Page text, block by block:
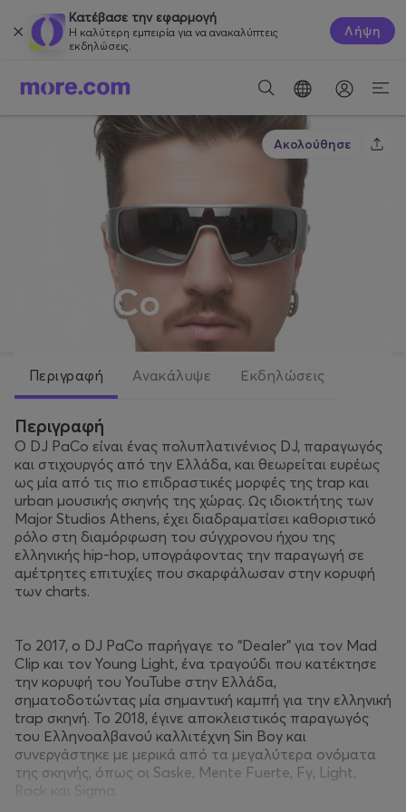
Κατέβασε την εφαρμογή
Η καλύτερη εμπειρία για να ανακαλύπτεις
εκδηλώσεις.
Λήψη
DJ PaCo
Ακολούθησε
Περιγραφή Ανακάλυψε Εκδηλώσεις
Περιγραφή
Ο DJ PaCo είναι ένας πολυπλατινένιος DJ, παραγωγός
και στιχουργός από την Ελλάδα, και θεωρείται ευρέως
ως μία από τις πιο επιδραστικές μορφές της trap και
urban μουσικής σκηνής της χώρας. Ως ιδιοκτήτης των
Major Studios Athens, έχει διαδραματίσει καθοριστικό
ρόλο στη διαμόρφωση του σύγχρονου ήχου της
ελληνικής hip-hop, υπογράφοντας την παραγωγή σε
αμέτρητες επιτυχίες που σκαρφάλωσαν στην κορυφή
των charts.
Το 2017, ο DJ PaCo παρήγαγε το “Dealer” για τον Mad
Clip και τον Young Light, ένα τραγούδι που κατέκτησε
την κορυφή του YouTube στην Ελλάδα,
σηματοδοτώντας μία σημαντική καμπή για την ελληνική
trap σκηνή. Το 2018, έγινε αποκλειστικός παραγωγός
του Ελληνοαλβανού καλλιτέχνη Sin Boy και
συνεργάστηκε με μερικά από τα μεγαλύτερα ονόματα
της σκηνής, όπως οι Saske, Mente Fuerte, Fy, Light,
Rack και Sigma.